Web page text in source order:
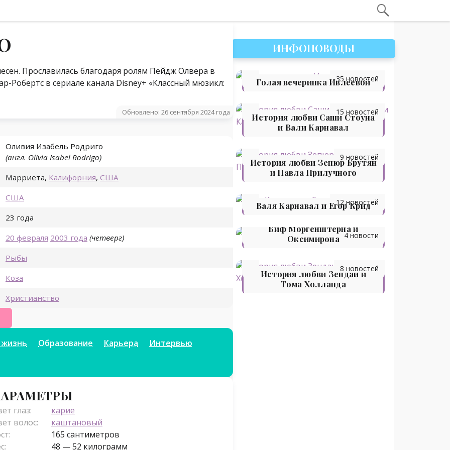
Прославилась благодаря ролям Пейдж Олвера в
Робертс в сериале канала Disney+ «Классный мюзикл:
Обновлено: 26 сентября 2024 года
Оливия Изабель Родриго
(англ. Olivia Isabel Rodrigo)
Марриета, Калифорния, США
США
23 года
20 февраля 2003 года (четверг)
Рыбы
Коза
Христианство
Образование Карьера
Интервью
глаз:
карие
волос:
каштановый
165 сантиметров
48 — 52 килограмм
ИНФОПОВОДЫ
Голая вечеринка Ивлеевой
35 новостей
История любви Саши Стоуна
и Вали Карнавал
15 новостей
История любви Зепюр Брутян
и Павла Прилучного
9 новостей
Валя Карнавал и Егор Крид
12 новостей
Биф Моргенштерна и
Оксимирона 4 новости
История любви Зендаи и
Тома Холланда
8 новостей